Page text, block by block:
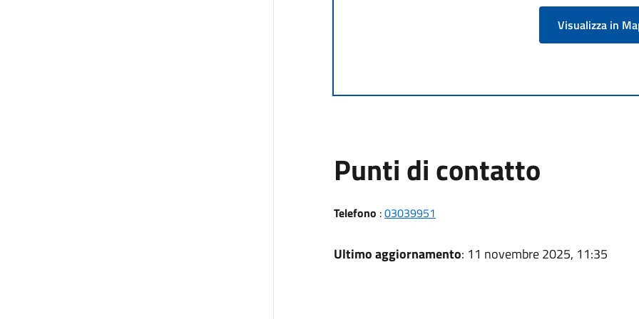
Visualizza in
Punti di contatto
Telefono :03039951
Ultimo aggiornamento: 11 novembre 2025, 11:35